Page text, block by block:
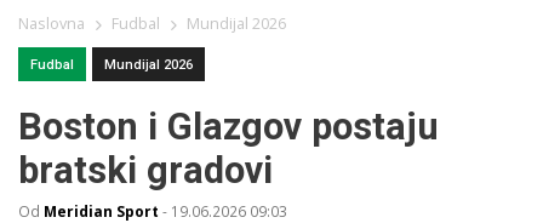
Naslovna Fudbal Mundijal 2026
Fudbal Mundijal 2026
Boston i Glazgov postaju
bratski gradovi
Od Meridian Sport - 19.06.2026 09:03